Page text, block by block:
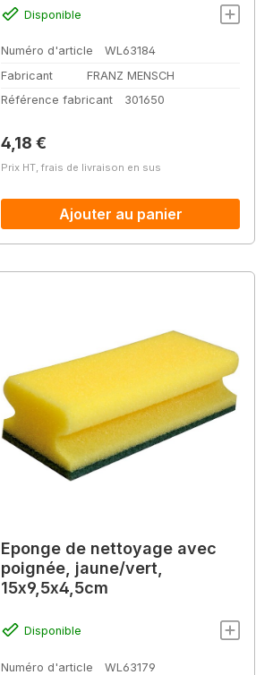
Disponible
Numéro d'article
WL63184
Fabricant
FRANZ MENSCH
Référence fabricant
301650
Prix régulier :
4,18 €
Prix HT, frais de livraison en sus
Ajouter au panier
Eponge de nettoyage avec
poignée, jaune/vert,
15x9,5x4,5cm
Disponible
Numéro d'article
WL63179